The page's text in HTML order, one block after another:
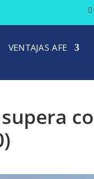
VENTAJAS AFE
supera